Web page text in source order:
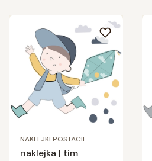
NAKLEJKI POSTACIE
naklejka | tim